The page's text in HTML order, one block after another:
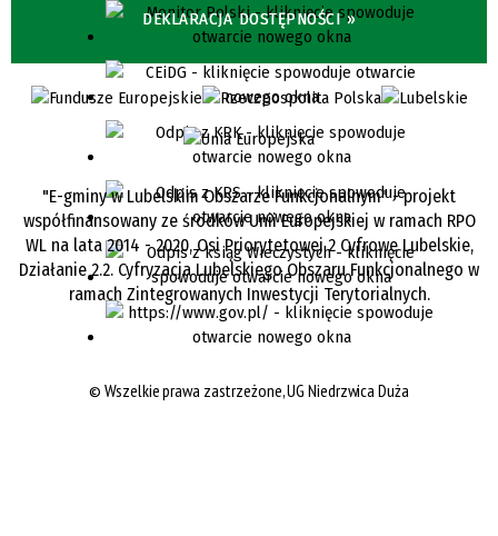
DEKLARACJA DOSTĘPNOŚCI »
"E-gminy w Lubelskim Obszarze Funkcjonalnym" - projekt
współfinansowany ze środków Unii Europejskiej w ramach RPO
WL na lata 2014 - 2020, Osi Priorytetowej 2 Cyfrowe Lubelskie,
Działanie 2.2. Cyfryzacja Lubelskiego Obszaru Funkcjonalnego w
ramach Zintegrowanych Inwestycji Terytorialnych.
©Wszelkie prawa zastrzeżone, UG Niedrzwica Duża